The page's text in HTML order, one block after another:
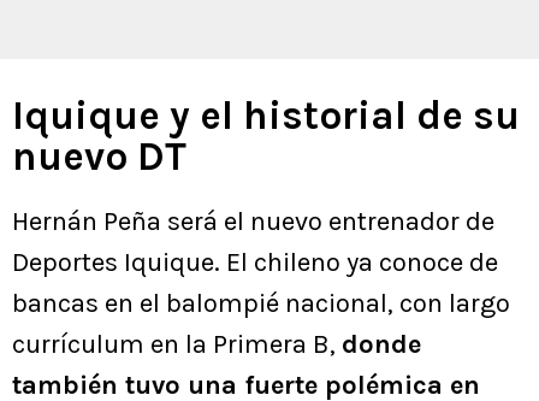
Iquique y el historial de su
nuevo DT
Hernán Peña será el nuevo entrenador de
Deportes Iquique. El chileno ya conoce de
bancas en el balompié nacional, con largo
currículum en la Primera B, donde
también tuvo una fuerte polémica en